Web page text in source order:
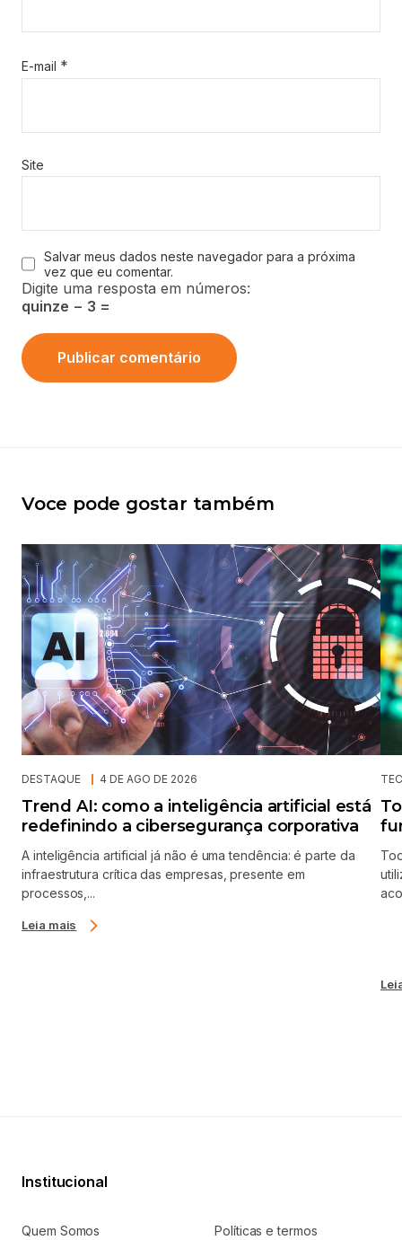
E-mail *
Site
Salvar meus dados neste navegador para a próxima
vez que eu comentar.
Digite uma resposta em números:
quinze − 3 =
Voce pode gostar também
DESTAQUE 4 DE AGO DE 2026
Trend AI: como a inteligência artificial está
redefinindo a cibersegurança corporativa
A inteligência artificial já não é uma tendência: é parte da
infraestrutura crítica das empresas, presente em
processos,...
Leia mais
Institucional
Quem Somos Políticas e termos